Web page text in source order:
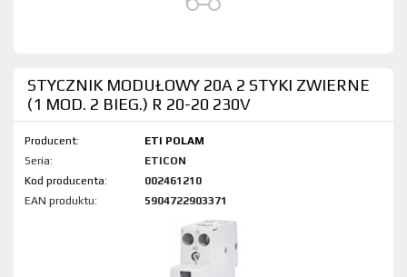
STYCZNIK MODUŁOWY 20A 2 STYKI ZWIERNE
(1 MOD. 2 BIEG.) R 20-20 230V
Producent:
ETI POLAM
Seria:
ETICON
Kod produktu:
002461210
EAN produktu:
5904722903371